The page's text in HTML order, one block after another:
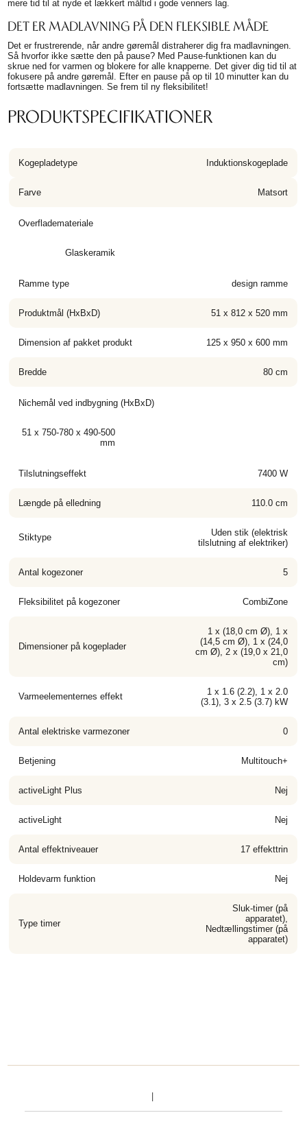
mere tid til at nyde et lækkert måltid i gode venners lag.
DET ER MADLAVNING PÅ DEN FLEKSIBLE MÅDE
Det er frustrerende, når andre gøremål distraherer dig fra madlavningen.
Så hvorfor ikke sætte den på pause? Med Pause-funktionen kan du
skrue ned for varmen og blokere for alle knapperne. Det giver dig tid til at
fokusere på andre gøremål. Efter en pause på op til 10 minutter kan du
fortsætte madlavningen. Se frem til ny fleksibilitet!
PRODUKTSPECIFIKATIONER
Kogepladetype Induktionskogeplade
Farve Matsort
Overflademateriale
Glaskeramik
Ramme type design ramme
Produktmål (HxBxD) 51 x 812 x 520 mm
Dimension af pakket produkt 125 x 950 x 600 mm
Bredde 80 cm
Nichemål ved indbygning (HxBxD)
51 x 750-780 x 490-500
mm
Tilslutningseffekt 7400 W
Længde på elledning 110.0 cm
Stiktype
Uden stik (elektrisk
tilslutning af elektriker)
Antal kogezoner 5
Fleksibilitet på kogezoner CombiZone
Dimensioner på kogeplader
1 x (18,0 cm Ø), 1 x
(14,5 cm Ø), 1 x (24,0
cm Ø), 2 x (19,0 x 21,0
cm)
Varmeelementernes effekt
1 x 1.6 (2.2), 1 x 2.0
(3.1), 3 x 2.5 (3.7) kW
Antal elektriske varmezoner 0
Betjening Multitouch+
activeLight Plus Nej
activeLight Nej
Antal effektniveauer 17 effekttrin
Holdevarm funktion Nej
Type timer
Sluk-timer (på
apparatet),
Nedtællingstimer (på
apparatet)